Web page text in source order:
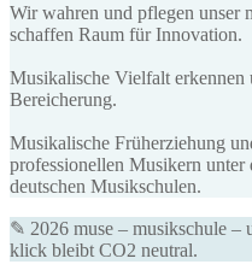
Wir wahren und pflegen unser
schaffen Raum für Innovation.
Musikalische Vielfalt erkennen
Bereicherung.
Musikalische Früherziehung
professionellen Musikern unter
deutschen Musikschulen.
✎ 2026 muse – musikschule –
klick bleibt CO2 neutral.